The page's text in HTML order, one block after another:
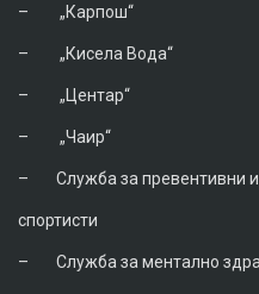
– „Карпош“
– „Кисела Вода“
– „Центар“
– „Чаир“
– Служба за превентивни
спортисти
– Служба за ментално